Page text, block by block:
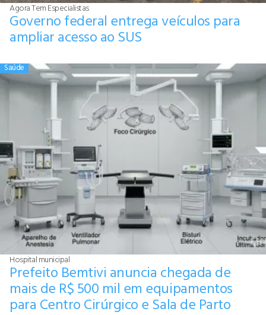
Agora Tem Especialistas
Governo federal entrega veículos para
ampliar acesso ao SUS
Saúde
Hospital municipal
Prefeito Bemtivi anuncia chegada de
mais de R$ 500 mil em equipamentos
para Centro Cirúrgico e Sala de Parto